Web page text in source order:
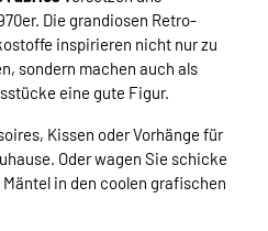
Die grandiosen Retro-
inspirieren nicht nur zu
sondern machen auch als
eine gute Figur.
Kissen oder Vorhänge für
Oder wagen Sie schicke
in den coolen grafischen